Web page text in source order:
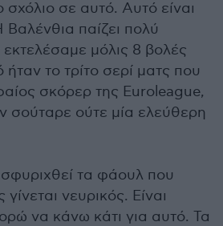
σε αυτό. Αυτό είναι
παίζει πολύ
εκτελέσαμε μόλις 8 βολές
ήταν το τρίτο σερί ματς που
σκόρερ της Euroleague,
σούταρε ούτε μία ελεύθερη
τα φάουλ που
νευρικός. Είναι
να κάνω κάτι για αυτό. Τα